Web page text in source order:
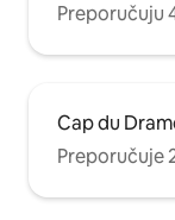
Preporučuju
Cap du
Preporučuje